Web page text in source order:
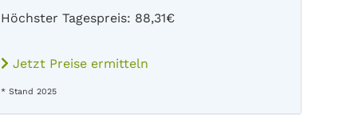
Höchster Tagespreis: 88,31€
Jetzt Preise ermitteln
* Stand 2025